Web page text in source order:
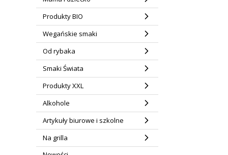
Produkty BIO
Wegańskie smaki
Od rybaka
Smaki Świata
Produkty XXL
Alkohole
Artykuły biurowe i szkolne
Na grilla